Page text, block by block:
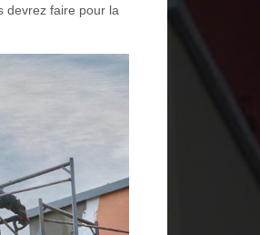
devrez faire pour la